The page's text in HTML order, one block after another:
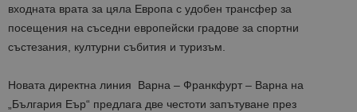
входната врата за цяла Европа с удобен трансфер за
посещения на съседни европейски градове за спортни
състезания, културни събития и туризъм.
Новата директна линия Варна – Франкфурт – Варна на
„България Еър“ предлага две честоти запътуване през